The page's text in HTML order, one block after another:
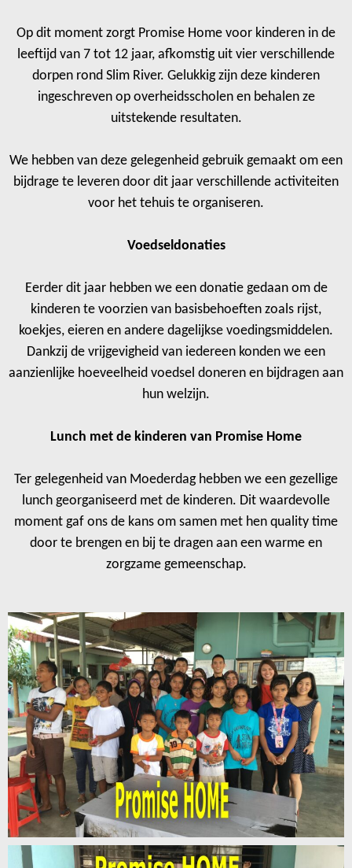
Op dit moment zorgt Promise Home voor kinderen in de
leeftijd van 7 tot 12 jaar, afkomstig uit vier verschillende
dorpen rond Slim River. Gelukkig zijn deze kinderen
ingeschreven op overheidsscholen en behalen ze
uitstekende resultaten.
We hebben van deze gelegenheid gebruik gemaakt om een
bijdrage te leveren door dit jaar verschillende activiteiten
voor het tehuis te organiseren.
Voedseldonaties
Eerder dit jaar hebben we een donatie gedaan om de
kinderen te voorzien van basisbehoeften zoals rijst,
koekjes, eieren en andere dagelijkse voedingsmiddelen.
Dankzij de vrijgevigheid van iedereen konden we een
aanzienlijke hoeveelheid voedsel doneren en bijdragen aan
hun welzijn.
Lunch met de kinderen van Promise Home
Ter gelegenheid van Moederdag hebben we een gezellige
lunch georganiseerd met de kinderen. Dit waardevolle
moment gaf ons de kans om samen met hen quality time
door te brengen en bij te dragen aan een warme en
zorgzame gemeenschap.